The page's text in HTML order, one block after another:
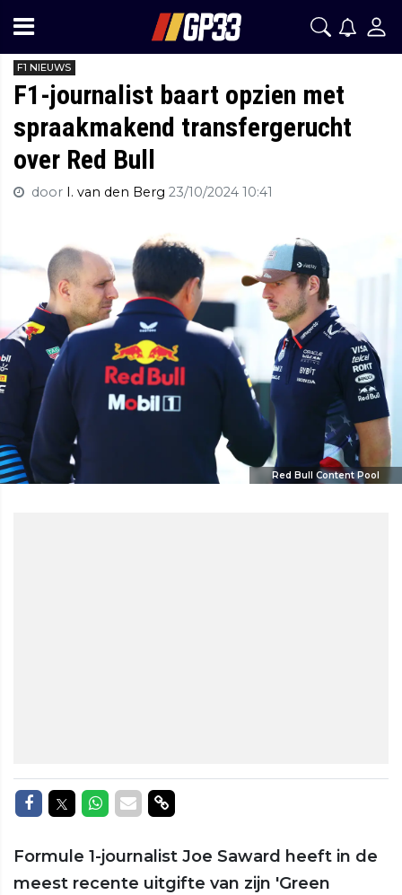
F1 NIEUWS
F1-journalist baart opzien met
spraakmakend transfergerucht
over Red Bull
door I. van den Berg 23/10/2024 10:41
Red Bull Content Pool
Delen op Facebook
Delen op Twitter
Delen op Whatsapp
Delen via Mail
Delen via link
Formule 1-journalist Joe Saward heeft in de
meest recente uitgifte van zijn 'Green